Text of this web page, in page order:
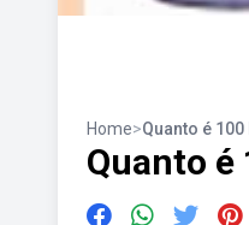
Home>Quanto é 100
Quanto é